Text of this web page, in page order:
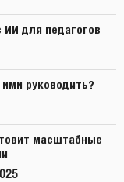
для педагогов
руководить?
масштабные